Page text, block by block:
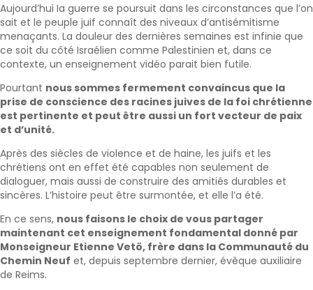
Aujourd’hui Ia guerre se poursuit dans les circonstances que l’on
sait et le peuple juif connaît des niveaux d’antisémitisme
menaçants. La douleur des dernières semaines est infinie que
ce soit du côté Israélien comme Palestinien et, dans ce
contexte, un enseignement vidéo parait bien futile.
Pourtant nous sommes fermement convaincus que la
prise de conscience des racines juives de la foi chrétienne
est pertinente et peut être aussi un fort vecteur de paix
et d’unité.
Après des siècles de violence et de haine, les juifs et les
chrétiens ont en effet été capables non seulement de
dialoguer, mais aussi de construire des amitiés durables et
sincères. L’histoire peut être surmontée, et elle l’a été.
En ce sens, nous faisons le choix de vous partager
maintenant cet enseignement fondamental donné par
Monseigneur Etienne Vetö, frère dans la Communauté du
Chemin Neuf et, depuis septembre dernier, évêque auxiliaire
de Reims.